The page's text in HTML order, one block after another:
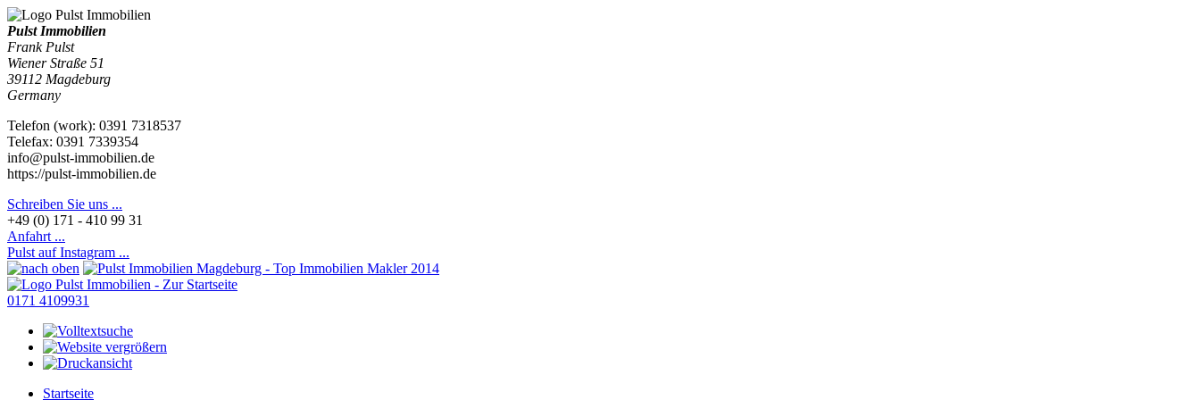
Pulst Immobilien
Frank Pulst
Wiener Straße 51
39112 Magdeburg
Germany
Telefon (work): 0391 7318537
Telefax: 0391 7339354
info@pulst-immobilien.de
https://pulst-immobilien.de
Schreiben Sie uns ...
+49 (0) 171 - 410 99 31
Anfahrt ...
Pulst auf Instagram ...
0171 4109931
Startseite